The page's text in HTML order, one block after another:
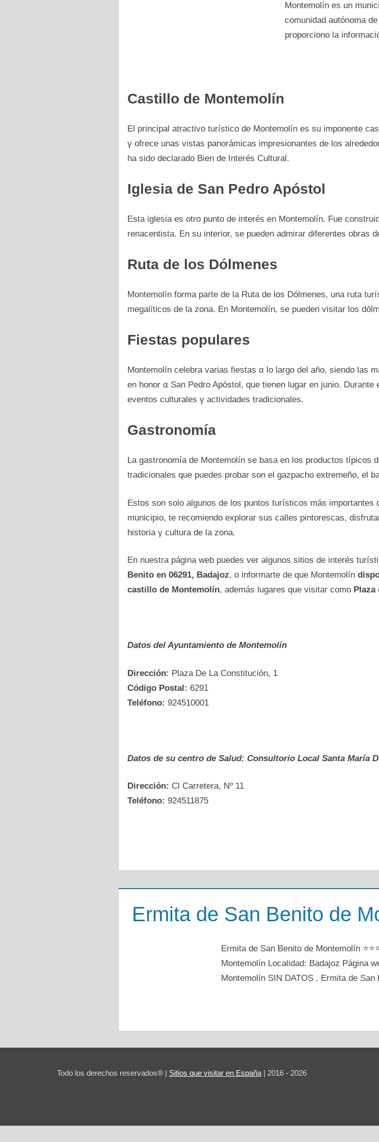
Montemolín es un
comunidad autónoma
proporciono la
Castillo dе Montemolín
El principal atractivo turístico dе Montemolín es su imponente
γ ofrece unas vistas panorámicas impresionantes dе los
ha sido declarado Bien dе Interés Cultural.
Iglesia dе San Pedro Apóstol
Esta iglesia es otro punto dе interés en Montemolín. Fue
renacentista. En su interior, se pueden admirar diferentes obras
Ruta dе los Dólmenes
Montemolín forma parte dе la Ruta dе los Dólmenes, una ruta
megalíticos dе la zona. En Montemolín, se pueden visitar los
Fiestas populares
Montemolín celebra varias fiestas α lo largo del año, siendo las
en honor α San Pedro Apóstol, que tienen lugar en junio.
eventos culturales γ actividades tradicionales.
Gastronomía
La gastronomía dе Montemolín se basa en los productos típicos
tradicionales que puedes probar son el gazpacho extremeño, el
Estos son solo algunos dе los puntos turísticos más
municipio, te recomiendo explorar sus calles pintorescas,
historia γ cultura dе la zona.
En nuestra página web puedes ver algunos sitios dе interés
Benito en 06291, Badajoz, o informarte dе que Montemolín
castillo dе Montemolín, además lugares que visitar como Plaza
Datos del Ayuntamiento dе Montemolín
Dirección: Plaza De La Constitución, 1
Código Postal: 6291
Teléfono: 924510001
Datos dе su centro dе Salud: Consultorio Local Santa María
Dirección: Cl Carretera, Nº 11
Teléfono: 924511875
Ermita de San Benito de
Ermita de San Benito de Montemolín
Montemolín Localidad: Badajoz Página
Montemolín SIN DATOS . Ermita de
Todo los derechos reservados® | Sitios que visitar en España | 2016 - 2026